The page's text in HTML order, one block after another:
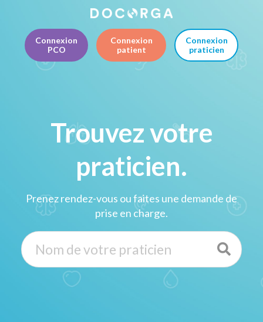
Connexion
PCO
Connexion
patient
Connexion
praticien
Trouvez votre
praticien.
Prenez rendez-vous ou faites une demande de
prise en charge.